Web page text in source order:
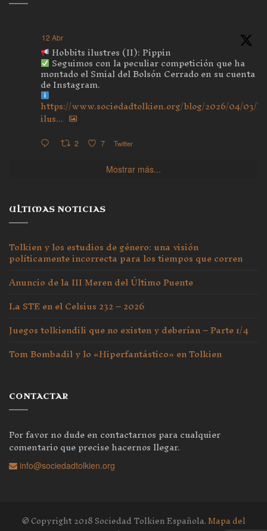
12 Abr
Hobbits ilustres (II): Pippin
Seguimos con la peculiar competición que ha
montado el Smial del Bolsón Cerrado en su cuenta
de Instagram.
https://www.sociedadtolkien.org/blog/2026/04/03/
ilus...
2 7 Twitter
Mostrar más...
ULTIMAS NOTICIAS
Tolkien y los estudios de género: una visión
políticamente incorrecta para los tiempos que corren
Anuncio de la III Meren del Último Puente
La STE en el Celsius 232 – 2026
Juegos tolkiendili que no existen y deberían – Parte 1/4
Tom Bombadil y lo «Hiperfantástico» en Tolkien
CONTACTAR
Por favor no dude en contactarnos para cualquier
comentario que precise hacernos llegar.
info@sociedadtolkien.org
© Copyright 2018 Sociedad Tolkien Española.Mapa del